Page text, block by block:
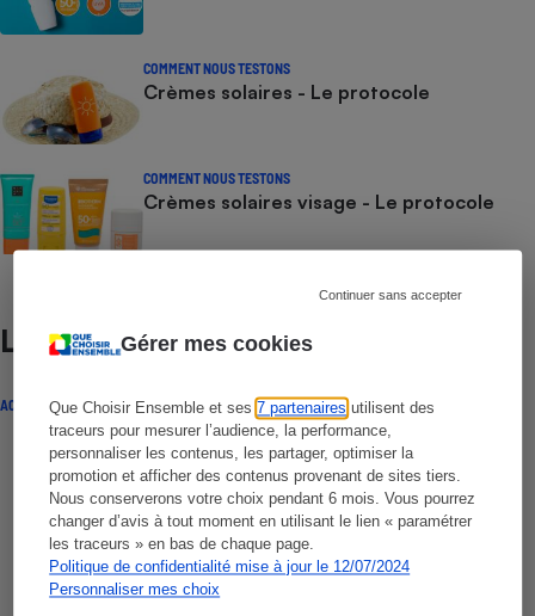
Gérer mes cookies
Que Choisir Ensemble et ses7 partenaires utilisent des
traceurs pour mesurer l’audience, la performance,
personnaliser les contenus, les partager, optimiser la
promotion et afficher des contenus provenant de sites tiers.
Nous conserverons votre choix pendant 6 mois. Vous pourrez
changer d’avis à tout moment en utilisant le lien « paramétrer
les traceurs » en bas de chaque page.
Politique de confidentialité mise à jour le 12/07/2024
Personnaliser mes choix
Continuer sans accepter
COMMENT NOUS TESTONS
Crèmes solaires - Le protocole
COMMENT NOUS TESTONS
Crèmes solaires visage - Le protocole
Lire aussi
ACTUALITÉ